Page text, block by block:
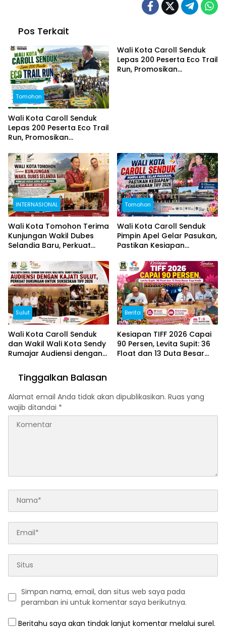
Pos Terkait
Tomohon
Wali Kota Caroll Senduk
Lepas 200 Peserta Eco Trail
Run, Promosikan
Lewat TIFF 2026
Wali Kota Caroll Senduk
Lepas 200 Peserta Eco Trail
Run, Promosikan
INTERNASIONAL
Wali Kota Tomohon Terima
Kunjungan Wakil Dubes
Selandia Baru, Perkuat
dan Jajaki Sister City
Tomohon
Wali Kota Caroll Senduk
Pimpin Apel Gelar Pasukan,
Pastikan Kesiapan
Sulut
Wali Kota Caroll Senduk
dan Wakil Wali Kota Sendy
Rumajar Audiensi dengan
Dukungan untuk Sukseskan
TIFF 2026
Berita
Kesiapan TIFF 2026 Capai
90 Persen, Levita Supit: 36
Float dan 13 Duta Besar
Tinggalkan Balasan
Alamat email Anda tidak akan dipublikasikan. Ruas yang
wajib ditandai *
Simpan nama, email, dan situs web saya pada
peramban ini untuk komentar saya berikutnya.
Beritahu saya akan tindak lanjut komentar melalui surel.